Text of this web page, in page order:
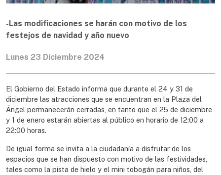
-Las modificaciones se harán con motivo de los
festejos de navidad y año nuevo
Lunes 23 Diciembre 2024
El Gobierno del Estado informa que durante el 24 y 31 de
diciembre las atracciones que se encuentran en la Plaza del
Ángel permanecerán cerradas, en tanto que el 25 de diciembre
y 1 de enero estarán abiertas al público en horario de 12:00 a
22:00 horas.
De igual forma se invita a la ciudadanía a disfrutar de los
espacios que se han dispuesto con motivo de las festividades,
tales como la pista de hielo y el mini tobogán para niños, del